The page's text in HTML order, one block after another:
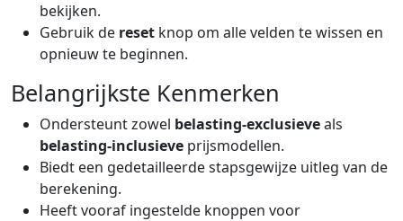
bekijken.
Gebruik de reset knop om alle velden te wissen en
opnieuw te beginnen.
Belangrijkste Kenmerken
Ondersteunt zowel belasting-exclusieveals
belasting-inclusieve prijsmodellen.
Biedt een gedetailleerde stapsgewijze uitleg van de
berekening.
Heeft vooraf ingestelde knoppen voor